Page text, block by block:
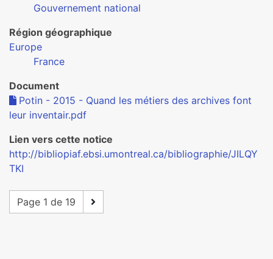
Gouvernement national
Région géographique
Europe
France
Document
Potin - 2015 - Quand les métiers des archives font
leur inventair.pdf
Lien vers cette notice
http://bibliopiaf.ebsi.umontreal.ca/bibliographie/JILQY
TKI
Page 1 de 19